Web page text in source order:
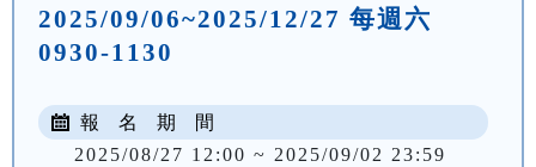
2025/09/06~2025/12/27 每週六
0930-1130
報 名 期 間
2025/08/27 12:00 ~ 2025/09/02 23:59